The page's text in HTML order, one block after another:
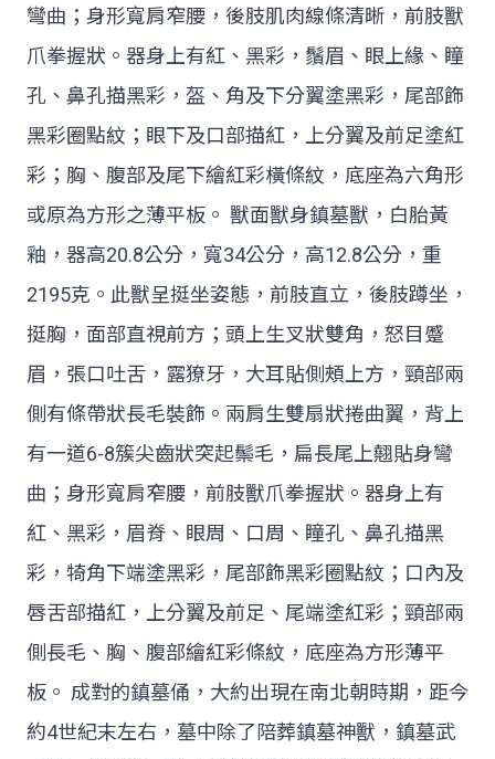
彎曲；身形寬肩窄腰，後肢肌肉線條清晰，前肢獸
爪拳握狀。器身上有紅、黑彩，鬚眉、眼上緣、瞳
孔、鼻孔描黑彩，盔、角及下分翼塗黑彩，尾部飾
黑彩圈點紋；眼下及口部描紅，上分翼及前足塗紅
彩；胸、腹部及尾下繪紅彩橫條紋，底座為六角形
或原為方形之薄平板。 獸面獸身鎮墓獸，白胎黃
釉，器高20.8公分，寬34公分，高12.8公分，重
2195克。此獸呈挺坐姿態，前肢直立，後肢蹲坐，
挺胸，面部直視前方；頭上生叉狀雙角，怒目蹙
眉，張口吐舌，露獠牙，大耳貼側頰上方，頸部兩
側有條帶狀長毛裝飾。兩肩生雙扇狀捲曲翼，背上
有一道6-8簇尖齒狀突起鬃毛，扁長尾上翹貼身彎
曲；身形寬肩窄腰，前肢獸爪拳握狀。器身上有
紅、黑彩，眉脊、眼周、口周、瞳孔、鼻孔描黑
彩，犄角下端塗黑彩，尾部飾黑彩圈點紋；口內及
唇舌部描紅，上分翼及前足、尾端塗紅彩；頸部兩
側長毛、胸、腹部繪紅彩條紋，底座為方形薄平
板。 成對的鎮墓俑，大約出現在南北朝時期，距今
約4世紀末左右，墓中除了陪葬鎮墓神獸，鎮墓武